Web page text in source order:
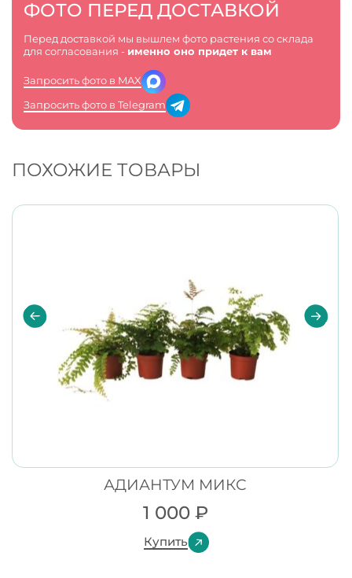
ФОТО ПЕРЕД ДОСТАВКОЙ
Перед доставкой мы вышлем фото растения со склада
для согласования - именно оно придет к вам
Запросить фото в MAX
Запросить фото в Telegram
ПОХОЖИЕ ТОВАРЫ
АДИАНТУМ МИКС
1 000 ₽
Купить